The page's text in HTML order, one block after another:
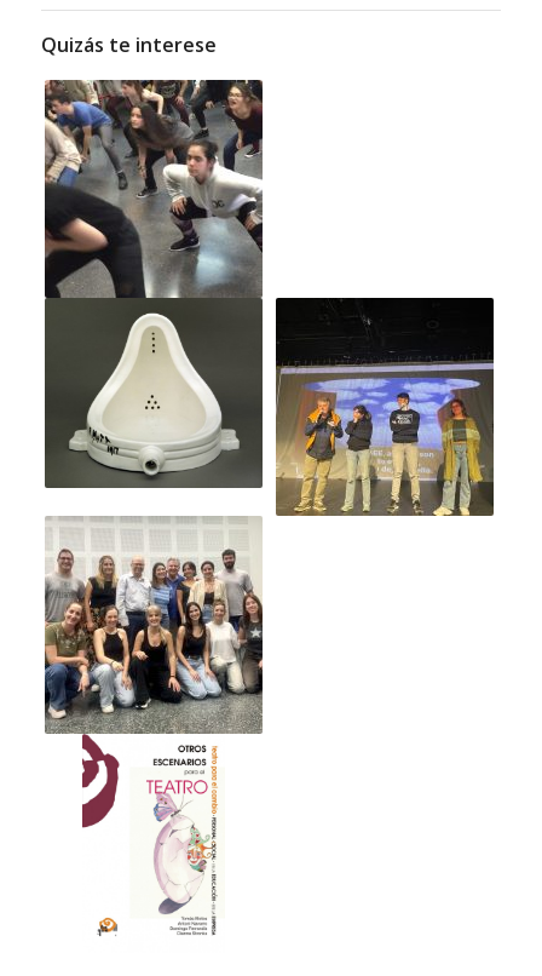
Quizás te interese